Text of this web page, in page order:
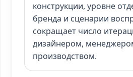
конструкции, уровне
бренда и сценарии
сокращает число
дизайнером,
производством.